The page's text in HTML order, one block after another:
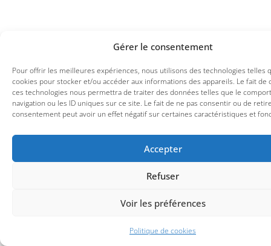
Gérer le consentement
Pour offrir les meilleures expériences, nous utilisons des technologies telles
cookies pour stocker et/ou accéder aux informations des appareils. Le fait de
ces technologies nous permettra de traiter des données telles que le
navigation ou les ID uniques sur ce site. Le fait de ne pas consentir ou de
consentement peut avoir un effet négatif sur certaines caractéristiques et
Accepter
Refuser
Voir les préférences
Politique de cookies